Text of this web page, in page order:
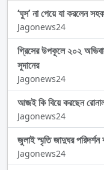
‘ঘুস’ না পেয়ে যা করলেন
Jagonews24
গ্রিসের উপকূলে ২০২
সুদানের
Jagonews24
আজই কি বিয়ে করছেন
Jagonews24
জুলাই স্মৃতি জাদুঘর পরিদর্শন
Jagonews24